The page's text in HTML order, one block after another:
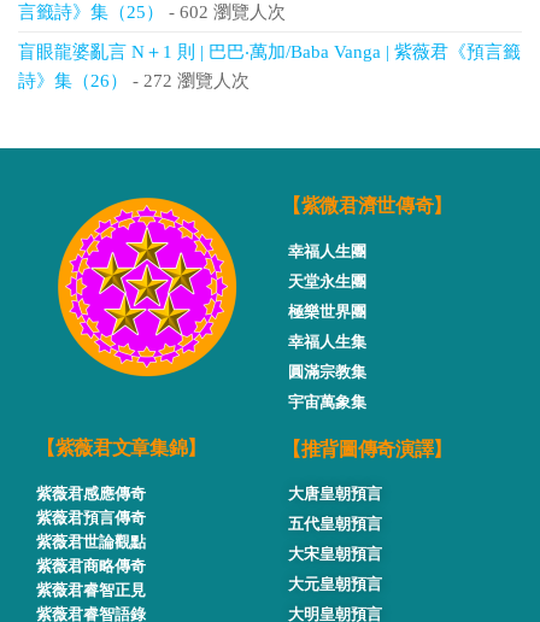
言籤詩》集（25）
- 602 瀏覽人次
盲眼龍婆亂言 N＋1 則 | 巴巴‧萬加/Baba Vanga | 紫薇君《預言籤
詩》集（26）
- 272 瀏覽人次
【紫微君濟世傳奇】
幸福人生團
天堂永生團
極樂世界團
幸福人生集
圓滿宗教集
宇宙萬象集
【紫薇君文章集錦】
紫薇君感應傳奇
紫薇君預言傳奇
紫薇君世論觀點
紫薇君商略傳奇
紫薇君睿智正見
紫薇君睿智語錄
【推背圖傳奇演譯】
大唐皇朝預言
五代皇朝預言
大宋皇朝預言
大元皇朝預言
大明皇朝預言